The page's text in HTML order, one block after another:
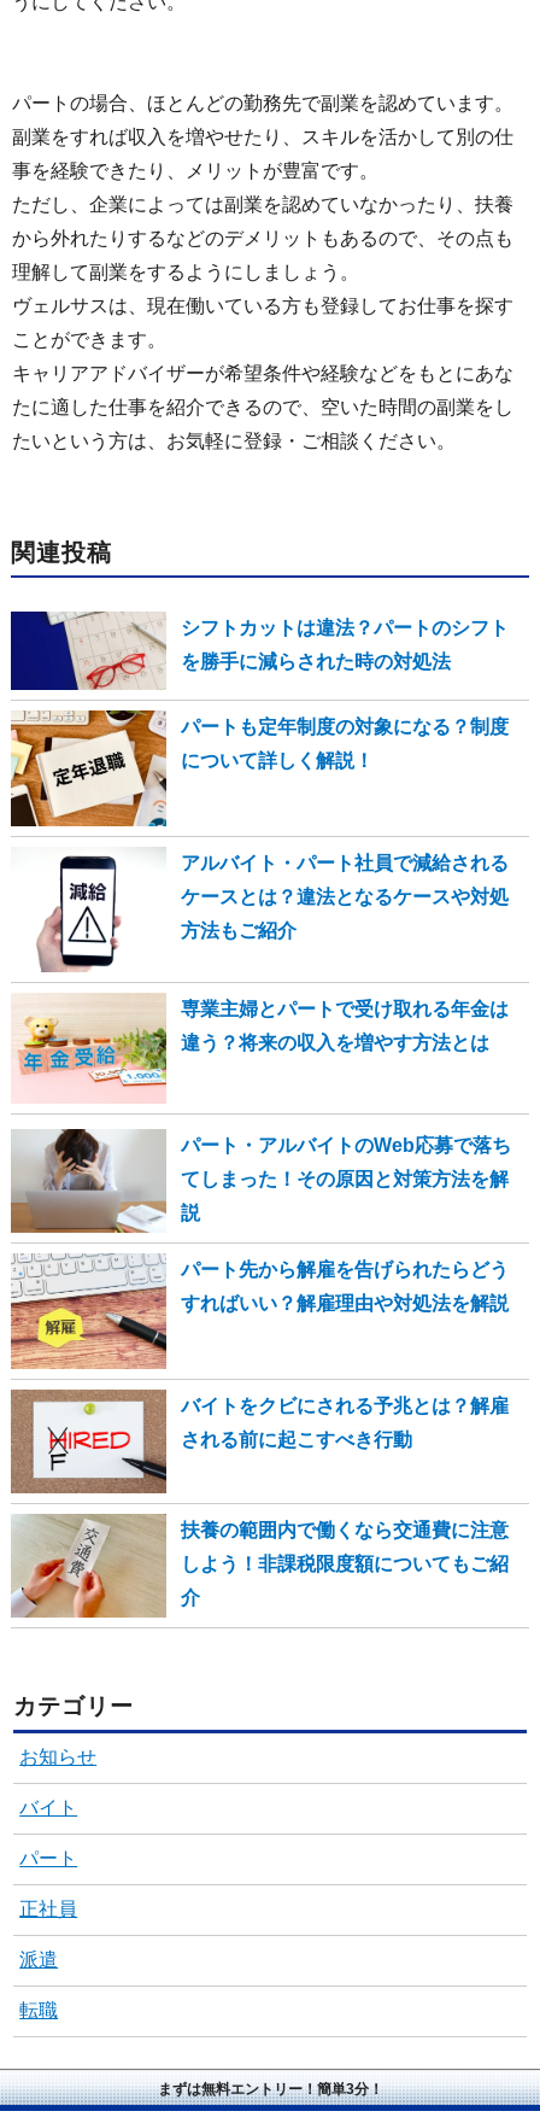
パートの場合、ほとんどの勤務先で副業を認めています。
副業をすれば収入を増やせたり、スキルを活かして別の仕
事を経験できたり、メリットが豊富です。
ただし、企業によっては副業を認めていなかったり、扶養
から外れたりするなどのデメリットもあるので、その点も
理解して副業をするようにしましょう。
ヴェルサスは、現在働いている方も登録してお仕事を探す
ことができます。
キャリアアドバイザーが希望条件や経験などをもとにあな
たに適した仕事を紹介できるので、空いた時間の副業をし
たいという方は、お気軽に登録・ご相談ください。
関連投稿
シフトカットは違法？パートのシフト
を勝手に減らされた時の対処法
パートも定年制度の対象になる？制度
について詳しく解説！
アルバイト・パート社員で減給される
ケースとは？違法となるケースや対処
方法もご紹介
専業主婦とパートで受け取れる年金は
違う？将来の収入を増やす方法とは
パート・アルバイトのWeb応募で落ち
てしまった！その原因と対策方法を解
説
パート先から解雇を告げられたらどう
すればいい？解雇理由や対処法を解説
バイトをクビにされる予兆とは？解雇
される前に起こすべき行動
扶養の範囲内で働くなら交通費に注意
しよう！非課税限度額についてもご紹
介
カテゴリー
お知らせ
バイト
パート
正社員
派遣
転職
まずは無料エントリー！簡単3分！